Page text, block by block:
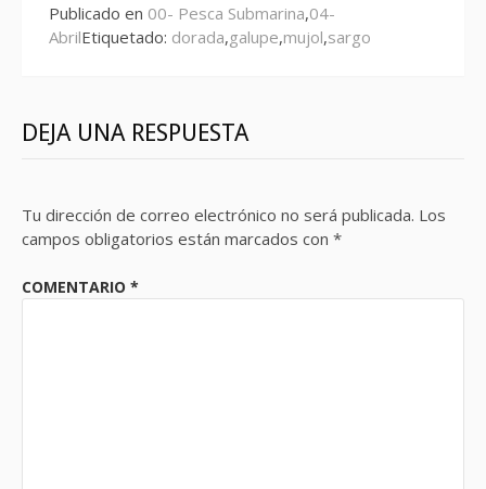
Publicado en 00- Pesca Submarina,04-
AbrilEtiquetado: dorada,galupe,mujol,sargo
DEJA UNA RESPUESTA
Tu dirección de correo electrónico no será publicada. Los
campos obligatorios están marcados con *
COMENTARIO *